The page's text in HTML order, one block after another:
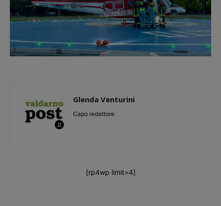
Glenda Venturini
Capo redattore
[rp4wp limit=4]